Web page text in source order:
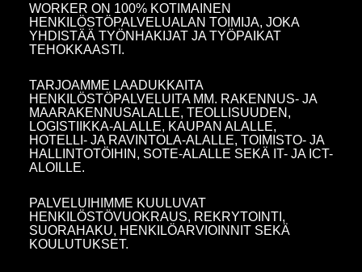
WORKER ON 100% KOTIMAINEN
HENKILÖSTÖPALVELUALAN TOIMIJA, JOKA
YHDISTÄÄ TYÖNHAKIJAT JA TYÖPAIKAT
TEHOKKAASTI.
TARJOAMME LAADUKKAITA
HENKILÖSTÖPALVELUITA MM. RAKENNUS- JA
MAARAKENNUSALALLE, TEOLLISUUDEN,
LOGISTIIKKA-ALALLE, KAUPAN ALALLE,
HOTELLI- JA RAVINTOLA-ALALLE, TOIMISTO- JA
HALLINTOTÖIHIN, SOTE-ALALLE SEKÄ IT- JA ICT-
ALOILLE.
PALVELUIHIMME KUULUVAT
HENKILÖSTÖVUOKRAUS, REKRYTOINTI,
SUORAHAKU, HENKILÖARVIOINNIT SEKÄ
KOULUTUKSET.